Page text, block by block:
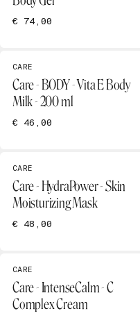
€ 74,00
CARE
Care - BODY - Vita E Body
Milk - 200 ml
€ 46,00
CARE
Care - HydraPower - Skin
Moisturizing Mask
€ 48,00
CARE
Care - IntenseCalm - C
Complex Cream